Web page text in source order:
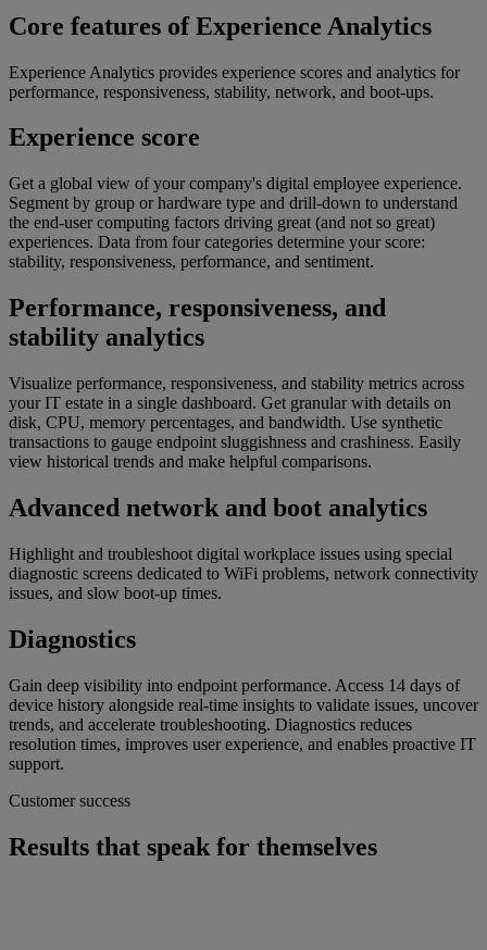
Core features of Experience Analytics
Experience Analytics provides experience scores and analytics for
performance, responsiveness, stability, network, and boot-ups.
Experience score​​
Get a global view of your company's digital employee experience.
Segment by group or hardware type and drill-down to understand
the end-user computing factors driving great (and not so great)
experiences. Data from four categories determine your score:
stability, responsiveness, performance, and sentiment.
Performance, responsiveness, and
stability analytics
Visualize performance, responsiveness, and stability metrics across
your IT estate in a single dashboard. Get granular with details on
disk, CPU, memory percentages, and bandwidth. Use synthetic
transactions to gauge endpoint sluggishness and crashiness. Easily
view historical trends and make helpful comparisons.
Advanced network and boot analytics​​
Highlight and troubleshoot digital workplace issues using special
diagnostic screens dedicated to WiFi problems, network connectivity
issues, and slow boot-up times.
Diagnostics
Gain deep visibility into endpoint performance. Access 14 days of
device history alongside real-time insights to validate issues, uncover
trends, and accelerate troubleshooting. Diagnostics reduces
resolution times, improves user experience, and enables proactive IT
support.
Customer success
Results that speak for themselves